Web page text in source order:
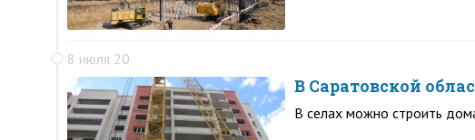
8 июля 20
В Саратовской
В селах можно строить